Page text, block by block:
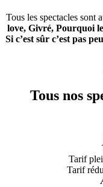
Tous les spectacles sont
love, Givré, Pourquoi
Si c’est sûr c’est pas
Tous nos
Tarif
Tarif